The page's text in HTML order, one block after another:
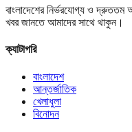
বাংলাদেশের নির্ভরযোগ্য ও দ্রুততম
খবর জানতে আমাদের সাথে থাকুন।
ক্যাটাগরি
বাংলাদেশ
আন্তর্জাতিক
খেলাধুলা
বিনোদন